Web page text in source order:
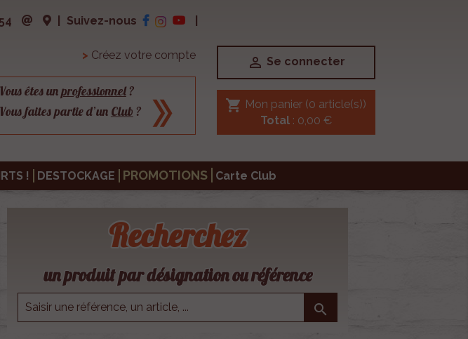
Suivez-nous
> Créez votre compte
êtes unprofessionnel?
faites partie d’un Club ?
 Se connecter
shopping_cart Mon panier (0 article(s))
Total: 0,00 €
! DESTOCKAGE PROMOTIONS Carte Club
Recherchez
un produit par désignation ou référence
